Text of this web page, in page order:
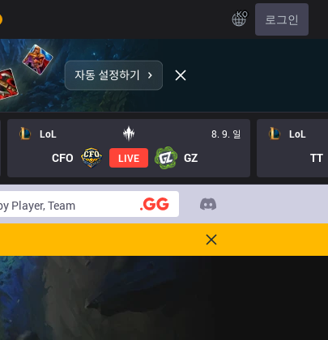
KO 로그인
LoL 8. 9. 일
CFO LIVE GZ
LoL
TT